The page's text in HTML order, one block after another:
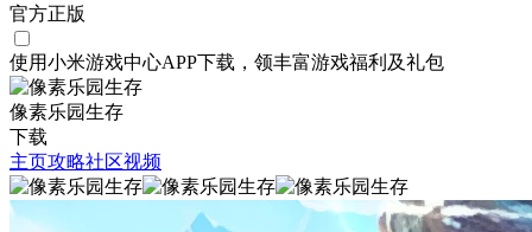
官方正版
使用小米游戏中心APP下载 ，领丰富游戏福利 及礼包
像素乐园生存
下载
主页攻略社区视频